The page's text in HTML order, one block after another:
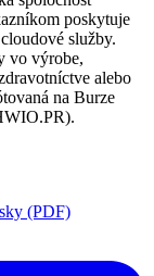
poskytuje
služby.
vo výrobe,
alebo
na Burze
(PDF)